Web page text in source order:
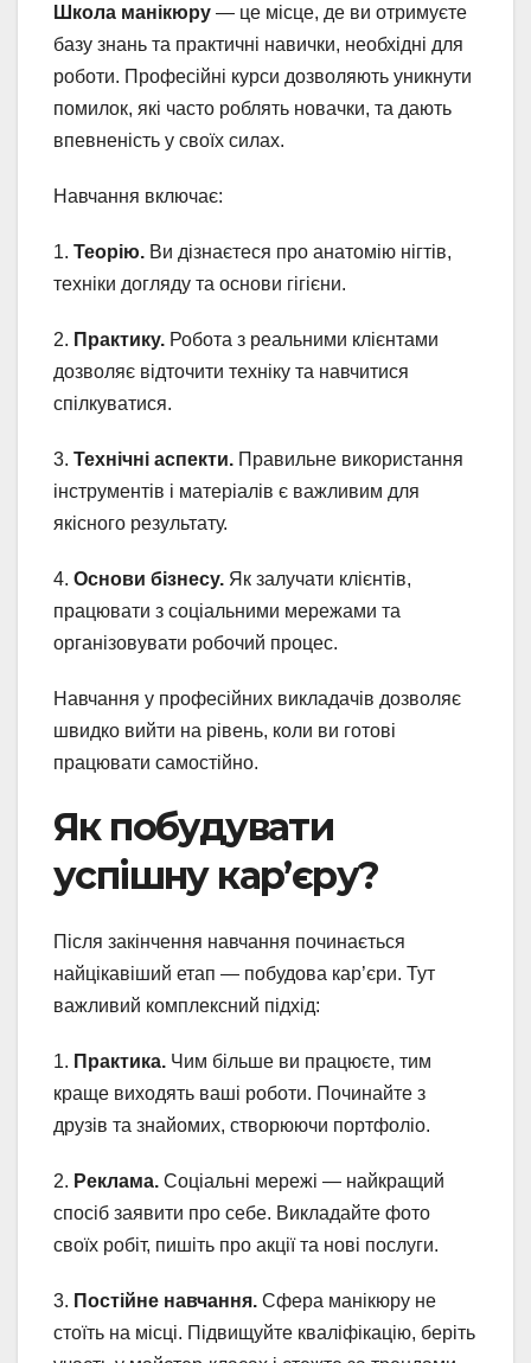
Школа манікюру — це місце, де ви отримуєте
базу знань та практичні навички, необхідні для
роботи. Професійні курси дозволяють уникнути
помилок, які часто роблять новачки, та дають
впевненість у своїх силах.
Навчання включає:
1. Теорію. Ви дізнаєтеся про анатомію нігтів,
техніки догляду та основи гігієни.
2. Практику. Робота з реальними клієнтами
дозволяє відточити техніку та навчитися
спілкуватися.
3. Технічні аспекти. Правильне використання
інструментів і матеріалів є важливим для
якісного результату.
4. Основи бізнесу. Як залучати клієнтів,
працювати з соціальними мережами та
організовувати робочий процес.
Навчання у професійних викладачів дозволяє
швидко вийти на рівень, коли ви готові
працювати самостійно.
Як побудувати
успішну кар’єру?
Після закінчення навчання починається
найцікавіший етап — побудова кар’єри. Тут
важливий комплексний підхід:
1. Практика. Чим більше ви працюєте, тим
краще виходять ваші роботи. Починайте з
друзів та знайомих, створюючи портфоліо.
2. Реклама. Соціальні мережі — найкращий
спосіб заявити про себе. Викладайте фото
своїх робіт, пишіть про акції та нові послуги.
3. Постійне навчання. Сфера манікюру не
стоїть на місці. Підвищуйте кваліфікацію, беріть